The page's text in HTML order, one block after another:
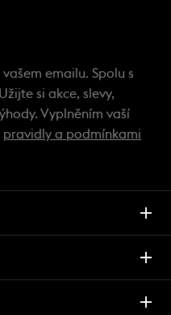
emailu. Spolu s
si akce, slevy,
Vyplněním vaší
pravidly a podmínkami